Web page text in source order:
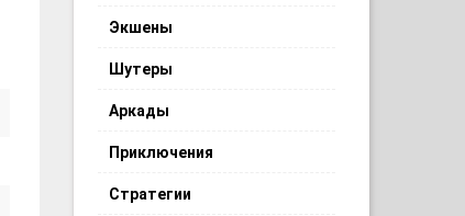
Экшены
Шутеры
Аркады
Приключения
Стратегии